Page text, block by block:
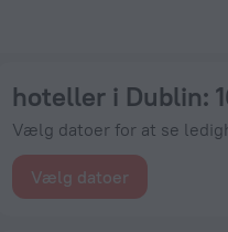
hoteller i Dublin:
Vælg datoer for at se
Vælg datoer
kr.. Bestil nu hos